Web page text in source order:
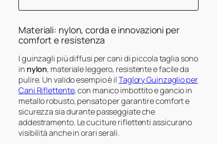
Materiali: nylon, corda e innovazioni per
comfort e resistenza
I guinzagli più diffusi per cani di piccola taglia sono
in nylon, materiale leggero, resistente e facile da
pulire. Un valido esempio è ilTaglory Guinzaglio per
Cani Riflettente, con manico imbottito e gancio in
metallo robusto, pensato per garantire comfort e
sicurezza sia durante passeggiate che
addestramento. Le cuciture riflettenti assicurano
visibilità anche in orari serali.